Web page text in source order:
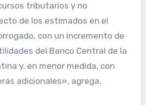
tributarios y no
de los estimados en el
con un incremento de
del Banco Central de la
y, en menor medida, con
adicionales», agrega.